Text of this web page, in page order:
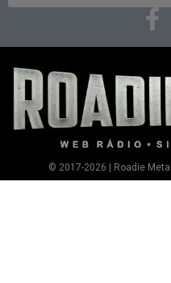
© 2017-2026 | Roadie